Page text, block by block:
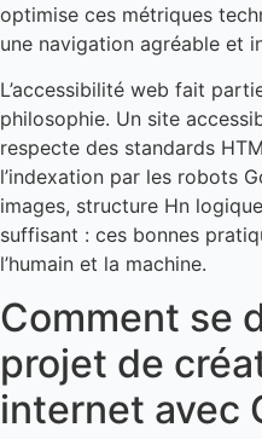
optimise ces métriques
une navigation agréable et
L’accessibilité web fait
philosophie. Un site
respecte des standards
l’indexation par les robots
images, structure Hn
suffisant : ces bonnes
l’humain et la machine.
Comment se
projet de
internet avec